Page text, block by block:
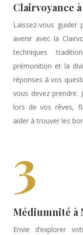
Clairvoyance
Laissez-vous
avenir avec la
techniques
prémonition et la
réponses à vos
vous devez prendre.
lors de vos rêves,
aider à trouver les
3
Médiumnité à
Envie d’explorer